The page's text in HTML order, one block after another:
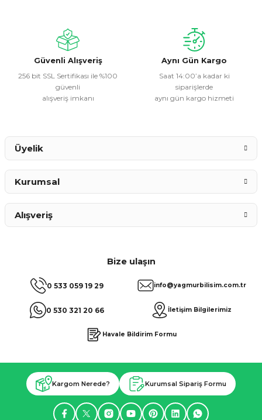
Ürün fiyatı diğer sitelerden daha pahalı.
Bu ürüne benzer farklı alternatifler olmalı.
Güvenli Alışveriş
256 bit SSL Sertifikası ile %100
güvenli
alışveriş imkanı
Aynı Gün Kargo
Saat 14:00’a kadar ki
siparişlerde
aynı gün kargo hizmeti
Bize ulaşın
0 533 059 19 29
0 530 321 20 66
info@yagmurbilisim.com.tr
İletişim Bilgilerimiz
Havale Bildirim Formu
Üyelik
Kurumsal
Alışveriş
Kargom Nerede? Kurumsal Sipariş Formu